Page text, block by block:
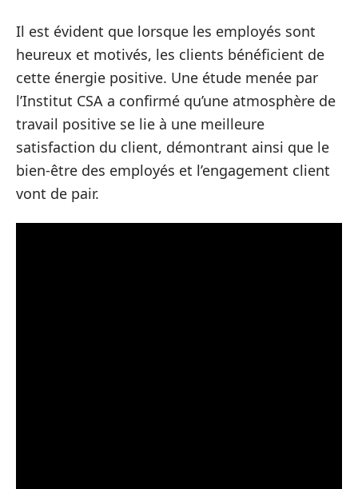
Il est évident que lorsque les employés sont
heureux et motivés, les clients bénéficient de
cette énergie positive. Une étude menée par
l’Institut CSA a confirmé qu’une atmosphère de
travail positive se lie à une meilleure
satisfaction du client, démontrant ainsi que le
bien-être des employés et l’engagement client
vont de pair.